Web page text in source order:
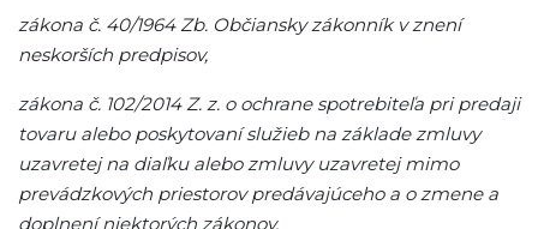
zákona č. 40/1964 Zb. Občiansky zákonník v znení
neskorších predpisov,
zákona č. 102/2014 Z. z. o ochrane spotrebiteľa pri predaji
tovaru alebo poskytovaní služieb na základe zmluvy
uzavretej na diaľku alebo zmluvy uzavretej mimo
prevádzkových priestorov predávajúceho a o zmene a
doplnení niektorých zákonov,